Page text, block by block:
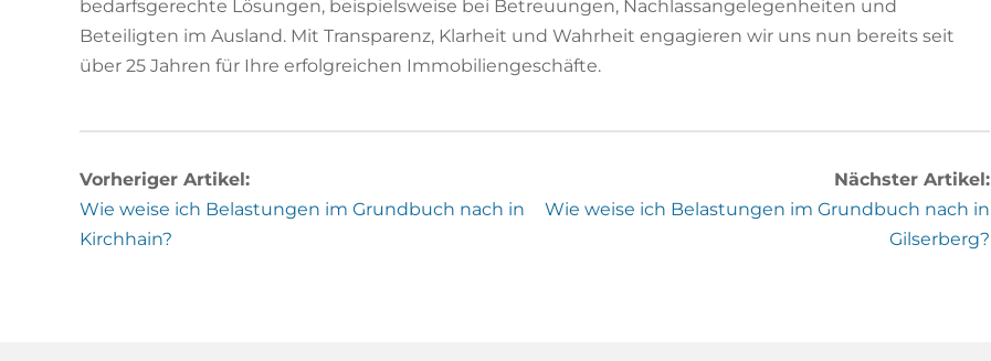
bedarfsgerechte Lösungen, beispielsweise bei Betreuungen, Nachlassangelegenheiten und
Beteiligten im Ausland. Mit Transparenz, Klarheit und Wahrheit engagieren wir uns nun bereits seit
über 25 Jahren für Ihre erfolgreichen Immobiliengeschäfte.
Vorheriger Artikel:
Wie weise ich Belastungen im Grundbuch nach in
Kirchhain?
Nächster Artikel:
Wie weise ich Belastungen im Grundbuch nach in
Gilserberg?